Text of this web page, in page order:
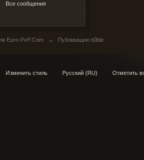
Все сообщения
Euro-PvP.Com → Публикации n0ble
Изменить стиль Русский (RU) Отметить